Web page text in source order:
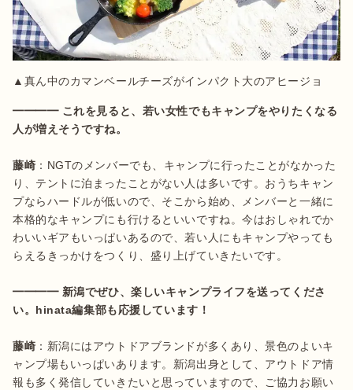
▲真ん中のカマンベールチーズがインパクト大のアヒージョ
━━━━ これを見ると、若い女性でもキャンプをやりたくなる
人が増えそうですね。
藤崎 ：NGTのメンバーでも、キャンプに行ったことがなかった
り、テントに泊まったことがない人は多いです。おうちキャン
プならハードルが低いので、そこから始め、メンバーと一緒に
本格的なキャンプにも行けるといいですね。今はおしゃれでか
わいいギアもいっぱいあるので、若い人にもキャンプやっても
らえるきっかけをつくり、盛り上げていきたいです。
━━━━ 新潟でぜひ、楽しいキャンプライフを送ってくださ
い。hinata編集部も応援しています！
藤崎 ：新潟にはアウトドアブランドが多くあり、景色のよいキ
ャンプ場もいっぱいあります。新潟出身として、アウトドア情
報も多く発信していきたいと思っていますので、ご協力お願い